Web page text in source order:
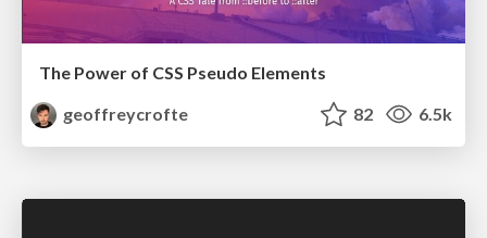
The Power of CSS Pseudo Elements
geoffreycrofte
82 6.5k